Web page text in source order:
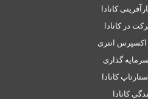
کانادا
در کانادا
انتری
گذاری
کانادا
کانادا